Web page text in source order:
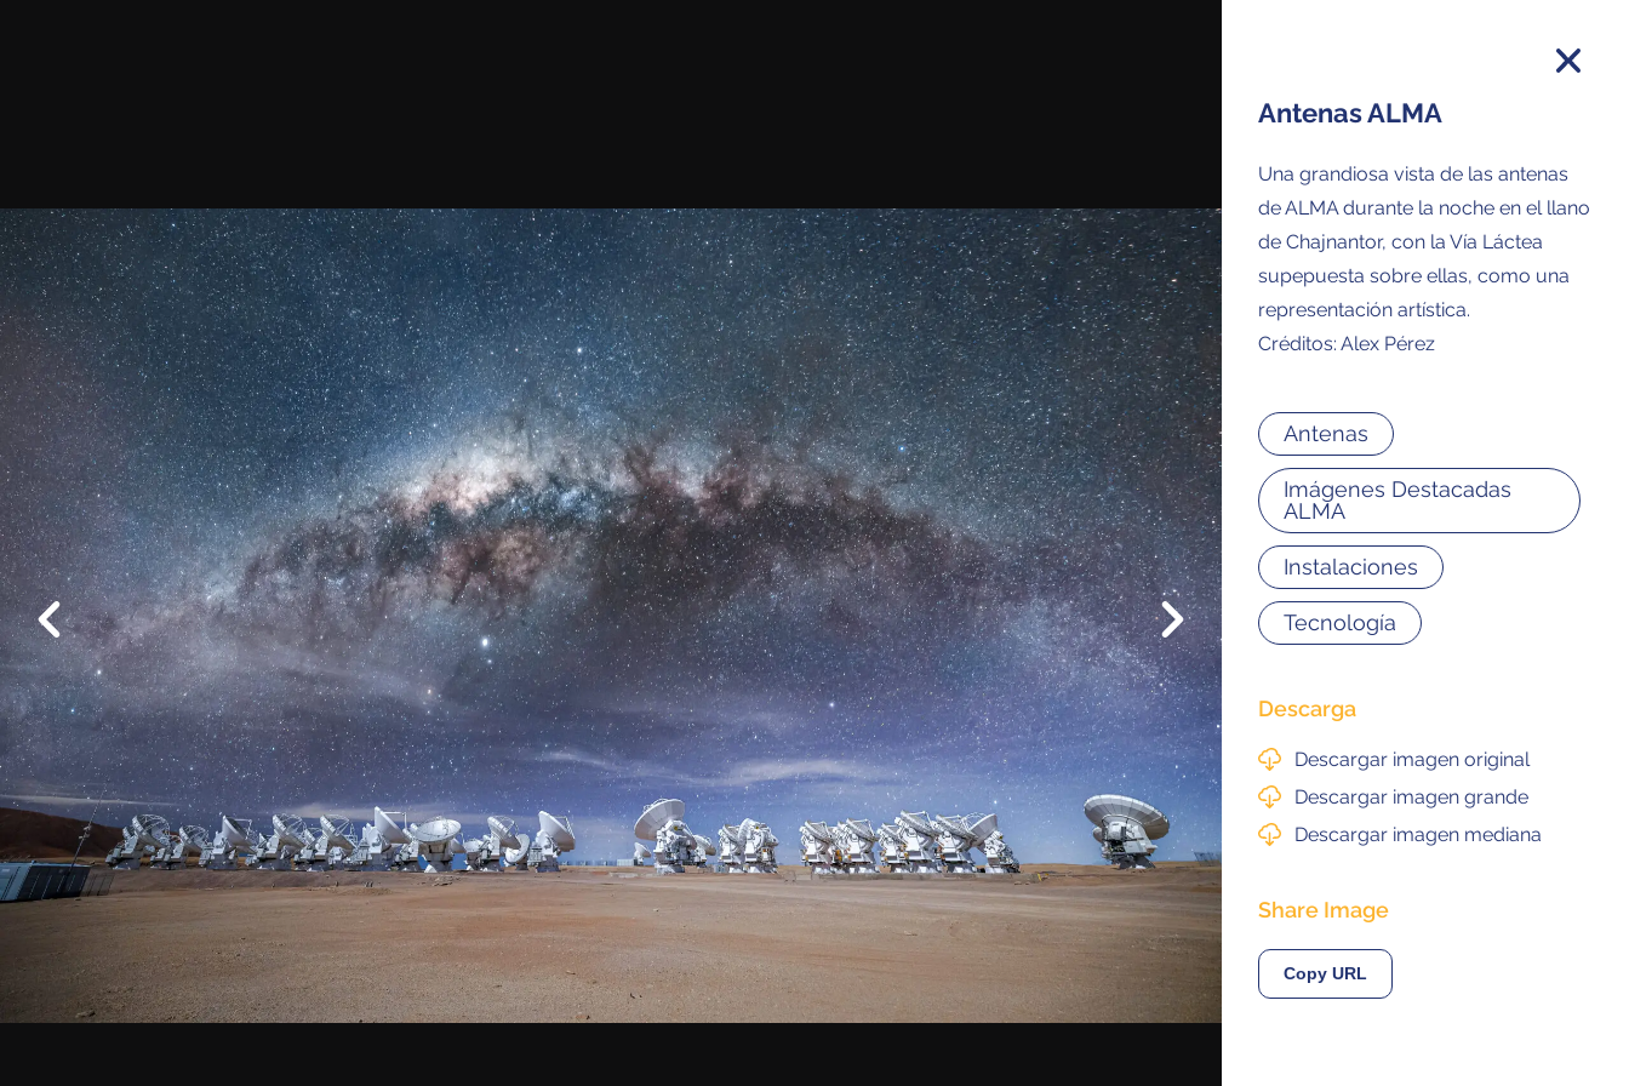
Anterior
Siguiente
Antenas ALMA
Una grandiosa vista de las antenas
de ALMA durante la noche en el llano
de Chajnantor, con la Vía Láctea
supepuesta sobre ellas, como una
representación artística.
Créditos: Alex Pérez
Antenas
Imágenes Destacadas
ALMA
Instalaciones
Tecnología
Descarga
Descargar imagen original
Descargar imagen grande
Descargar imagen mediana
Share Image
Copy URL
¡REGÍSTRATE!
Confirma tu suscripción y recibirás todos los comunicados de
prensa, comunicados de imágenes y anuncios de ALMA en tu
bandeja de entrada.
General
Copyright
Intranet
People Search
Logística
Trabaja en ALMA
About ALMA
Descubrimientos de ALMA
Cómo funciona ALMA
Equipo humano
Ficha básica de ALMA
Outreach
Recursos Descargables
Tours Virtuales
Contáctanos
Santiago Central Offices (SCO): Alonso de Córdova 3107, Vitacura , Santiago, Chile | Phone: +56 2 2467 6100
Operation Support Facilities (OSF): Kilómetro 121, Carretera CH 23, San Pedro de Atacama, Chile | Phone: +56 2 2467 6416